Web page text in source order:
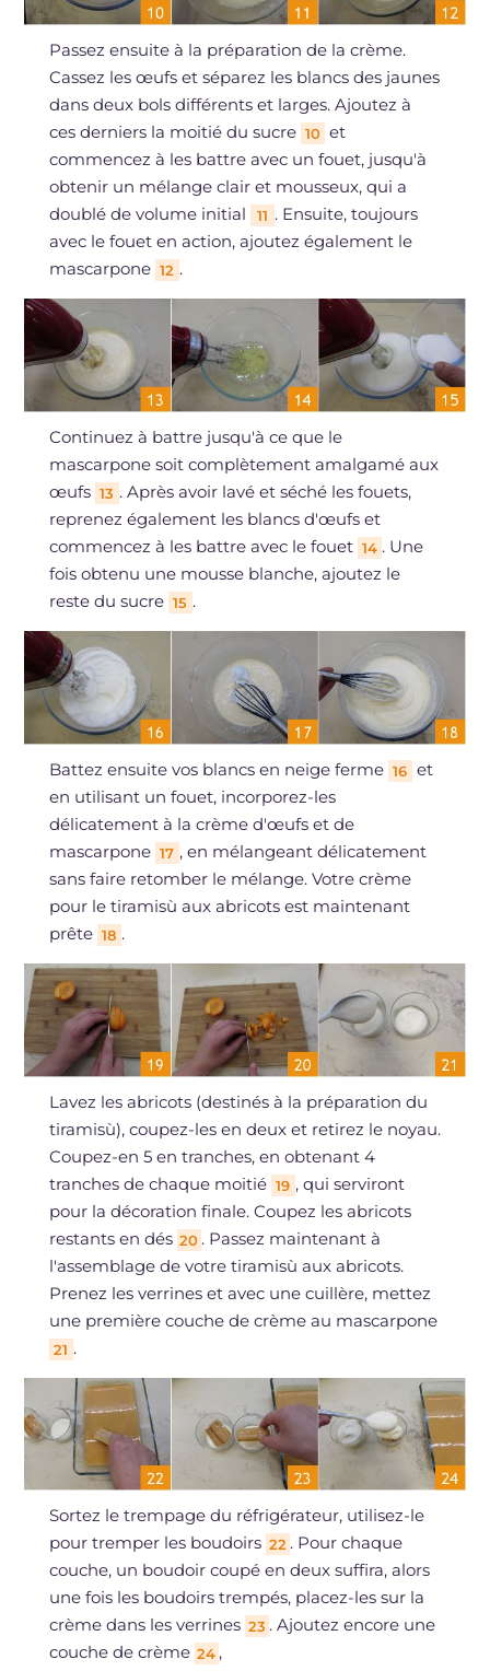
Passez ensuite à la préparation de la crème.
Cassez les œufs et séparez les blancs des jaunes
dans deux bols différents et larges. Ajoutez à
ces derniers la moitié du sucre 10 et
commencez à les battre avec un fouet, jusqu'à
obtenir un mélange clair et mousseux, qui a
doublé de volume initial
11 . Ensuite, toujours
avec le fouet en action, ajoutez également le
mascarpone 12 .
Continuez à battre jusqu'à ce que le
mascarpone soit complètement amalgamé aux
œufs 13 . Après avoir lavé et séché les fouets,
reprenez également les blancs d'œufs et
commencez à les battre avec le fouet 14 . Une
fois obtenu une mousse blanche, ajoutez le
reste du sucre 15 .
Battez ensuite vos blancs en neige ferme 16 et
en utilisant un fouet, incorporez-les
délicatement à la crème d'œufs et de
mascarpone 17 , en mélangeant délicatement
sans faire retomber le mélange. Votre crème
pour le tiramisù aux abricots est maintenant
prête 18 .
Lavez les abricots (destinés à la préparation du
tiramisù), coupez-les en deux et retirez le noyau.
Coupez-en 5 en tranches, en obtenant 4
tranches de chaque moitié 19 , qui serviront
pour la décoration finale. Coupez les abricots
restants en dés 20 . Passez maintenant à
l'assemblage de votre tiramisù aux abricots.
Prenez les verrines et avec une cuillère, mettez
une première couche de crème au mascarpone
21 .
Sortez le trempage du réfrigérateur, utilisez-le
pour tremper les boudoirs 22 . Pour chaque
couche, un boudoir coupé en deux suffira, alors
une fois les boudoirs trempés, placez-les sur la
crème dans les verrines 23 . Ajoutez encore une
couche de crème 24 ,